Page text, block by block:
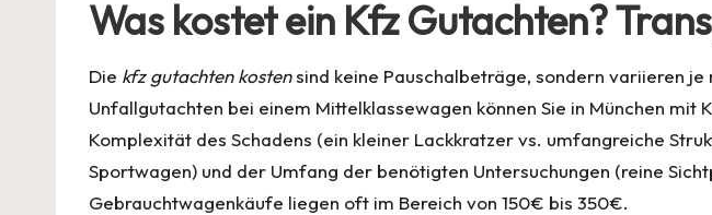
Was kostet ein Kfz Gutachten?
Die kfz gutachten kostensind keine Pauschalbeträge, sondern variieren
Unfallgutachten bei einem Mittelklassewagen können Sie in München mit
Komplexität des Schadens (ein kleiner Lackkratzer vs. umfangreiche
Sportwagen) und der Umfang der benötigten Untersuchungen (reine
Gebrauchtwagenkäufe liegen oft im Bereich von 150€ bis 350€.